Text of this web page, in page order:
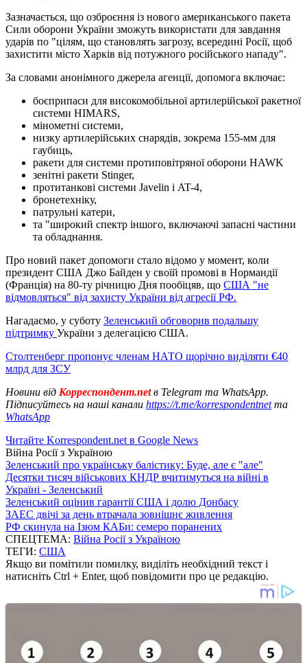
Зазначається, що озброєння із нового американського пакета
Сили оборони України зможуть використати для завдання
ударів по "цілям, що становлять загрозу, всередині Росії, щоб
захистити місто Харків від потужного російського нападу".
За словами анонімного джерела агенції, допомога включає:
боєприпаси для високомобільної артилерійської ракетної
системи HIMARS,
мінометні системи,
низку артилерійських снарядів, зокрема 155-мм для
гаубиць,
ракети для системи протиповітряної оборони HAWK
зенітні ракети Stinger,
протитанкові системи Javelin і AT-4,
бронетехніку,
патрульні катери,
та "широкий спектр іншого, включаючі запасні частини
та обладнання.
Про новий пакет допомоги стало відомо у момент, коли
президент США Джо Байден у своїй промові в Нормандії
(Франція) на 80-ту річницю Дня пообіцяв, що США "не
відмовляться" від захисту України від агресії РФ.
Нагадаємо, у суботу Зеленський обговорив подальшу
підтримку України з делегацією США.
Столтенберг пропонує членам НАТО щорічно виділяти €40
млрд для ЗСУ
Новини від Корреспондент.netв Telegram та WhatsApp.
Підписуйтесь на наші канали https://t.me/korrespondentnetта
WhatsApp
Читайте Korrespondent.net в Google News
Війна Росії з Україною
Зеленський про українську балістику: Буде, але є "але"
Десятки тисяч військових КНДР вчитимуться на війні в
Україні - Зеленський
Зеленський оцінив гарантії США і долю Донбасу
ЗАЕС двічі за день втрачала зовнішнє живлення
РФ скинула на Ізюм КАБи: семеро поранених
СПЕЦТЕМА: Війна Росії з Україною
ТЕГИ: США
Якщо ви помітили помилку, виділіть необхідний текст і
натисніть Ctrl + Enter, щоб повідомити про це редакцію.